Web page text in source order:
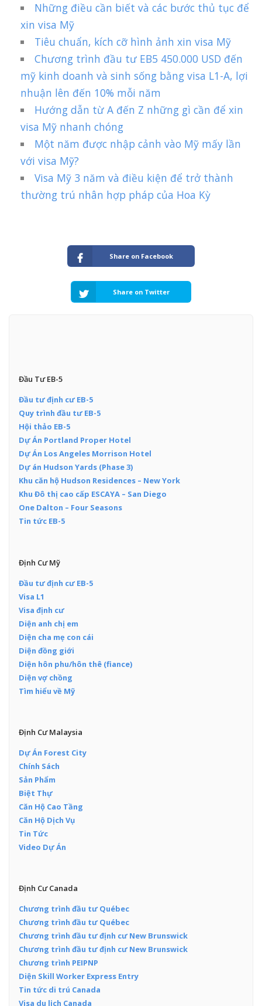
Những điều cần biết và các bước thủ tục để
xin visa Mỹ
Tiêu chuẩn, kích cỡ hình ảnh xin visa Mỹ
Chương trình đầu tư EB5 450.000 USD đến
mỹ kinh doanh và sinh sống bằng visa L1-A, lợi
nhuận lên đến 10% mỗi năm
Hướng dẫn từ A đến Z những gì cần để xin
visa Mỹ nhanh chóng
Một năm được nhập cảnh vào Mỹ mấy lần
với visa Mỹ?
Visa Mỹ 3 năm và điều kiện để trở thành
thường trú nhân hợp pháp của Hoa Kỳ
Share on Facebook
Share on Twitter
Đầu Tư EB-5
Đầu tư định cư EB-5
Quy trình đầu tư EB-5
Hội thảo EB-5
Dự Án Portland Proper Hotel
Dự Án Los Angeles Morrison Hotel
Dự án Hudson Yards (Phase 3)
Khu căn hộ Hudson Residences – New York
Khu Đô thị cao cấp ESCAYA – San Diego
One Dalton – Four Seasons
Tin tức EB-5
Định Cư Mỹ
Đầu tư định cư EB-5
Visa L1
Visa định cư
Diện anh chị em
Diện cha mẹ con cái
Diện đồng giới
Diện hôn phu/hôn thê (fiance)
Diện vợ chồng
Tìm hiểu về Mỹ
Định Cư Malaysia
Dự Án Forest City
Chính Sách
Sản Phẩm
Biệt Thự
Căn Hộ Cao Tầng
Căn Hộ Dịch Vụ
Tin Tức
Video Dự Án
Định Cư Canada
Chương trình đầu tư Québec
Chương trình đầu tư Québec
Chương trình đầu tư định cư New Brunswick
Chương trình đầu tư định cư New Brunswick
Chương trình PEIPNP
Diện Skill Worker Express Entry
Tin tức di trú Canada
Visa du lịch Canada